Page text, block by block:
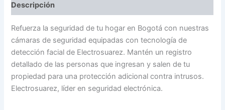
Descripción
Refuerza la seguridad de tu hogar en Bogotá con nuestras
cámaras de seguridad equipadas con tecnología de
detección facial de Electrosuarez. Mantén un registro
detallado de las personas que ingresan y salen de tu
propiedad para una protección adicional contra intrusos.
Electrosuarez, líder en seguridad electrónica.